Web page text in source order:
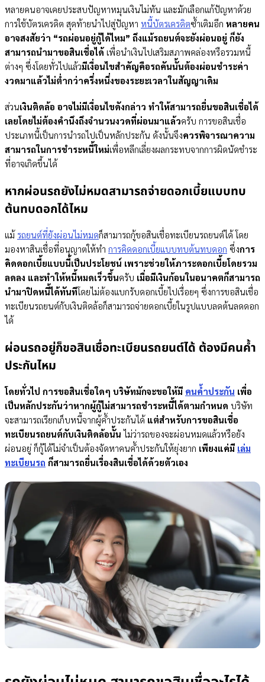
ขอสินเชื่อกับ “เงินติดล้อ” ดีอย่างไร
เงื่อนไขที่สถาบันการเงิน และเอกสารที่ใช้พิจารณาในการกู้สินเชื่อ มีอะไรบ้าง
เงื่อนไขเบื้องต้น
เอกสารที่ต้องเตรียม
ขั้นตอนในการขอสินเชื่อให้ผ่าน
สรุป
รถผ่อนขั้นต่ำกี่งวดถึงจะสามารถกู้ได้
หากรถยังผ่อนอยู่ ขอรีไฟแนนซ์ได้ไหม
รถติดไฟแนนซ์อยู่ ยื่นกู้เงินได้ไหม
หลายคนอาจเคยประสบปัญหาหมุนเงินไม่ทัน และมักเลือกแก้ปัญหาด้วย
การใช้บัตรเครดิต สุดท้ายนำไปสู่ปัญหา หนี้บัตรเครดิตซ้ำเติมอีก หลายคน
อาจสงสัยว่า “รถผ่อนอยู่กู้ได้ไหม” ถึงแม้รถยนต์จะยังผ่อนอยู่ ก็ยัง
สามารถนำมาขอสินเชื่อได้ เพื่อนำเงินไปเสริมสภาพคล่องหรือรวมหนี้
ต่างๆ ซึ่งโดยทั่วไปแล้วมีเงื่อนไขสำคัญคือรถคันนั้นต้องผ่อนชำระค่า
งวดมาแล้วไม่ต่ำกว่าครึ่งหนึ่งของระยะเวลาในสัญญาเดิม
ส่วนเงินติดล้อ อาจไม่มีเงื่อนไขดังกล่าว ทำให้สามารถยื่นขอสินเชื่อได้
เลยโดยไม่ต้องคำนึงถึงจำนวนงวดที่ผ่อนมาแล้วครับ การขอสินเชื่อ
ประเภทนี้เป็นการนำรถไปเป็นหลักประกัน ดังนั้นจึงควรพิจารณาความ
สามารถในการชำระหนี้ใหม่เพื่อหลีกเลี่ยงผลกระทบจากการผิดนัดชำระ
ที่อาจเกิดขึ้นได้
หากผ่อนรถยังไม่หมดสามารถจ่ายดอกเบี้ยแบบทบ
ต้นทบดอกได้ไหม
แม้ รถยนต์ที่ยังผ่อนไม่หมดก็สามารถกู้ขอสินเชื่อทะเบียนรถยนต์ได้ โดย
มองหาสินเชื่อที่อนุญาตให้ทำ การคิดดอกเบี้ยแบบทบต้นทบดอก ซึ่งการ
คิดดอกเบี้ยแบบนี้เป็นประโยชน์ เพราะช่วยให้ภาระดอกเบี้ยโดยรวม
ลดลง และทำให้หนี้หมดเร็วขึ้นครับ เมื่อมีเงินก้อนในอนาคตก็สามารถ
นำมาปิดหนี้ได้ทันทีโดยไม่ต้องแบกรับดอกเบี้ยไปเรื่อยๆ ซึ่งการขอสินเชื่อ
ทะเบียนรถยนต์กับเงินติดล้อก็สามารถจ่ายดอกเบี้ยในรูปแบบลดต้นลดดอก
ได้
ผ่อนรถอยู่ก็ขอสินเชื่อทะเบียนรถยนต์ได้ ต้องมีคนค้ำ
ประกันไหม
โดยทั่วไป การขอสินเชื่อใดๆ บริษัทมักจะขอให้มี คนค้ำประกัน เพื่อ
เป็นหลักประกันว่าหากผู้กู้ไม่สามารถชำระหนี้ได้ตามกำหนด บริษัท
จะสามารถเรียกเก็บหนี้จากผู้ค้ำประกันได้ แต่สำหรับการขอสินเชื่อ
ทะเบียนรถยนต์กับเงินติดล้อนั้น ไม่ว่ารถของจะผ่อนหมดแล้วหรือยัง
ผ่อนอยู่ ก็กู้ได้ไม่จำเป็นต้องจัดหาคนค้ำประกันให้ยุ่งยาก เพียงแค่มี เล่ม
ทะเบียนรถ ก็สามารถยื่นเรื่องสินเชื่อได้ด้วยตัวเอง